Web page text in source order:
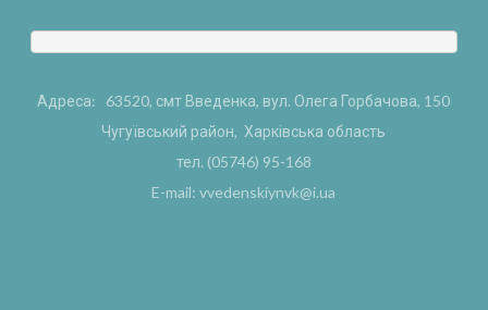
Адреса: 63520, смт Введенка, вул. Олега Горбачова, 150
Чугуївський район, Харківська область
тел. (05746) 95-168
E-mail: vvedenskiynvk@i.ua